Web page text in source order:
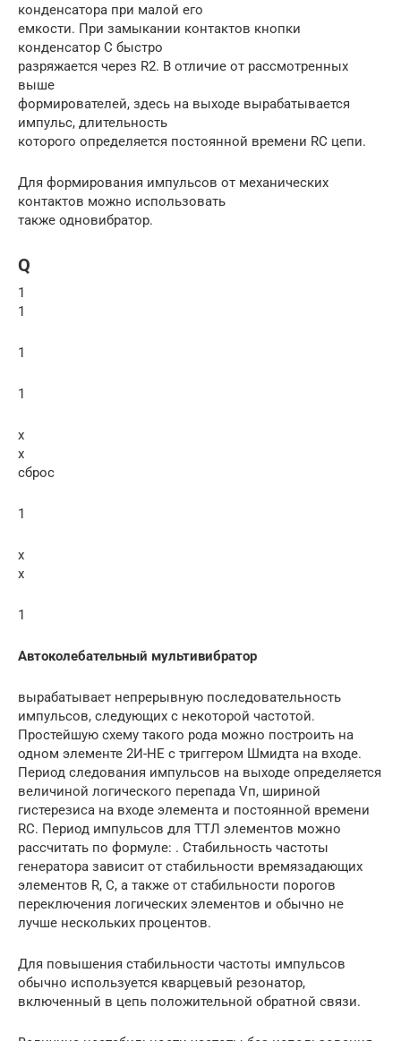
конденсатора при малой его
емкости. При замыкании контактов кнопки
конденсатор С быстро
разряжается через R2. В отличие от рассмотренных
выше
формирователей, здесь на выходе вырабатывается
импульс, длительность
которого определяется постоянной времени RC цепи.
Для формирования импульсов от механических
контактов можно использовать
также одновибратор.
Q
1
1
1
1
x
x
сброс
1
x
x
1
Автоколебательный мультивибратор
вырабатывает непрерывную последовательность
импульсов, следующих с некоторой частотой.
Простейшую схему такого рода можно построить на
одном элементе 2И-НЕ с триггером Шмидта на входе.
Период следования импульсов на выходе определяется
величиной логического перепада Vп, шириной
гистерезиса на входе элемента и постоянной времени
RC. Период импульсов для ТТЛ элементов можно
рассчитать по формуле: . Стабильность частоты
генератора зависит от стабильности времязадающих
элементов R, C, а также от стабильности порогов
переключения логических элементов и обычно не
лучше нескольких процентов.
Для повышения стабильности частоты импульсов
обычно используется кварцевый резонатор,
включенный в цепь положительной обратной связи.